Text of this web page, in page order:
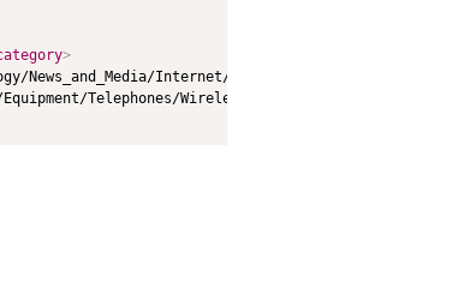
>
News_and_Media/Internet/
Telephones/Wireless_Phones/